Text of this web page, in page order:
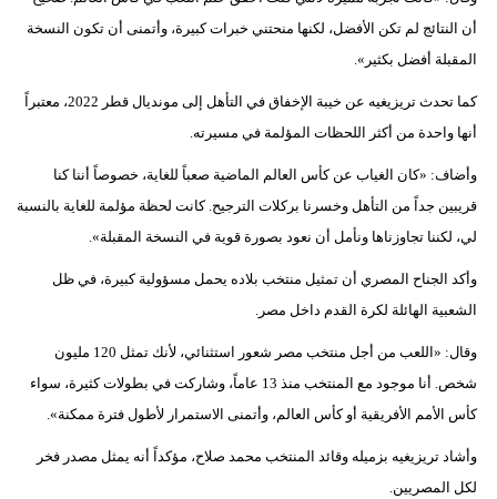
أن النتائج لم تكن الأفضل، لكنها منحتني خبرات كبيرة، وأتمنى أن تكون النسخة
المقبلة أفضل بكثير».
كما تحدث تريزيغيه عن خيبة الإخفاق في التأهل إلى مونديال قطر 2022، معتبراً
أنها واحدة من أكثر اللحظات المؤلمة في مسيرته.
وأضاف: «كان الغياب عن كأس العالم الماضية صعباً للغاية، خصوصاً أننا كنا
قريبين جداً من التأهل وخسرنا بركلات الترجيح. كانت لحظة مؤلمة للغاية بالنسبة
لي، لكننا تجاوزناها ونأمل أن نعود بصورة قوية في النسخة المقبلة».
وأكد الجناح المصري أن تمثيل منتخب بلاده يحمل مسؤولية كبيرة، في ظل
الشعبية الهائلة لكرة القدم داخل مصر.
وقال: «اللعب من أجل منتخب مصر شعور استثنائي، لأنك تمثل 120 مليون
شخص. أنا موجود مع المنتخب منذ 13 عاماً، وشاركت في بطولات كثيرة، سواء
كأس الأمم الأفريقية أو كأس العالم، وأتمنى الاستمرار لأطول فترة ممكنة».
وأشاد تريزيغيه بزميله وقائد المنتخب محمد صلاح، مؤكداً أنه يمثل مصدر فخر
لكل المصريين.